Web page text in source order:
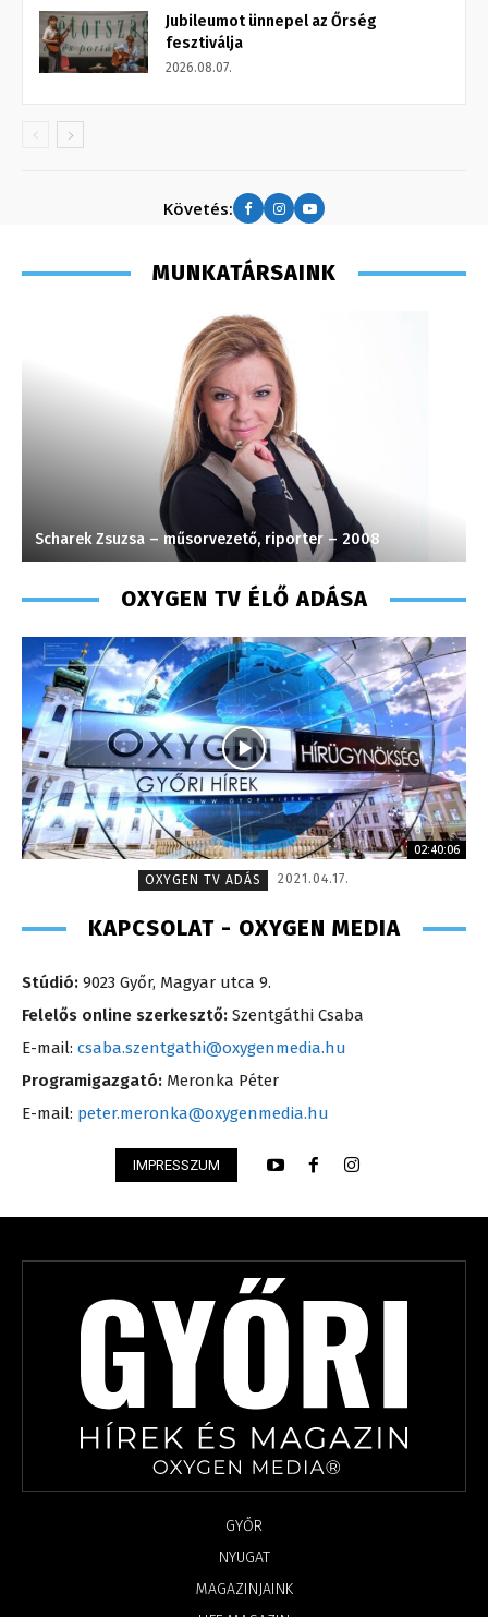
Jubileumot ünnepel az Őrség
fesztiválja
2026.08.07.
Követés:
MUNKATÁRSAINK
Szél Móni – szerkesztő-riporter
OXYGEN TV ÉLŐ ADÁSA
02:40:06
OXYGEN TV ADÁS
2021.04.17.
KAPCSOLAT - OXYGEN MEDIA
Stúdió: 9023 Győr, Magyar utca 9.
Felelős online szerkesztő: Szentgáthi Csaba
E-mail: csaba.szentgathi@oxygenmedia.hu
Programigazgató: Meronka Péter
E-mail: peter.meronka@oxygenmedia.hu
IMPRESSZUM
GYŐR
NYUGAT
MAGAZINJAINK